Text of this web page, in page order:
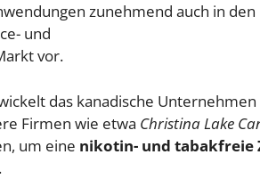
zunehmend auch in den
und
vor.
das kanadische Unternehmen
Firmen wie etwa Christina Lake
um eine nikotin- und